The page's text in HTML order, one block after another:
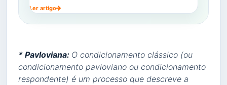
Ler artigo
* Pavloviana: O condicionamento clássico (ou
condicionamento pavloviano ou condicionamento
respondente) é um processo que descreve a